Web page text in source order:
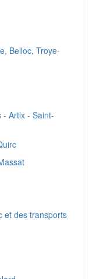
Belloc, Troye-
- Artix - Saint-
et des transports